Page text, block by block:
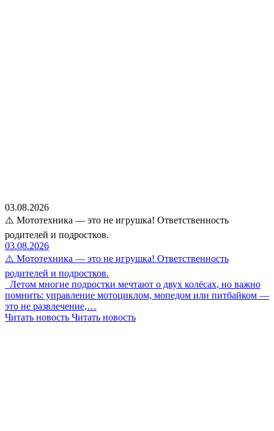
03.08.2026
⚠️ Мототехника — это не игрушка! Ответственность
родителей и подростков.
03.08.2026
⚠️ Мототехника — это не игрушка! Ответственность
родителей и подростков.
Летом многие подростки мечтают о двух колёсах, но важно
помнить: управление мотоциклом, мопедом или питбайком —
это не развлечение,…
Читать новость Читать новость